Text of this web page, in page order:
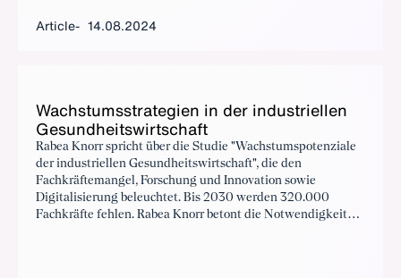
Article 14.08.2024
Wach­s­tumsstrate­gien in der in­dus­triellen
Gesund­heitswirtschaft
Rabea Knorr spricht über die Studie "Wachstumspotenziale
der industriellen Gesundheitswirtschaft", die den
Fachkräftemangel, Forschung und Innovation sowie
Digitalisierung beleuchtet. Bis 2030 werden 320.000
Fachkräfte fehlen. Rabea Knorr betont die Notwendigkeit